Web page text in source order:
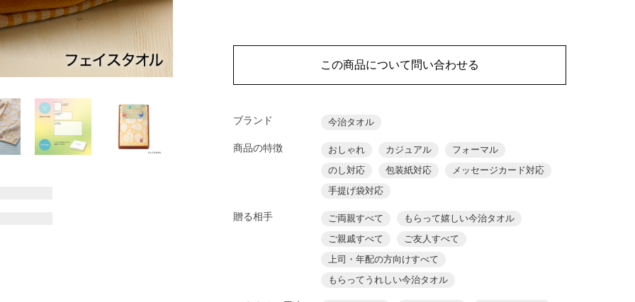
この商品について問い合わせる
ブランド 今治タオル
商品の特徴 おしゃれ カジュアル
フォーマル
のし対応
包装紙対応
メッセージカード対応
手提げ袋対応
贈る相手 ご両親すべて
もらって嬉しい今治タオル
ご親戚すべて
ご友人すべて
上司・年配の方向けすべて
もらってうれしい今治タオル